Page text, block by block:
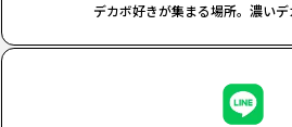
デカボ好きが集まる場所。濃いデ